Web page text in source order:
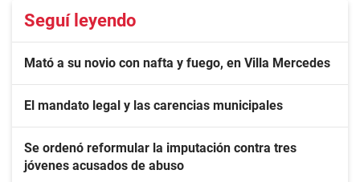
Seguí leyendo
Mató a su novio con nafta y fuego, en Villa Mercedes
El mandato legal y las carencias municipales
Se ordenó reformular la imputación contra tres
jóvenes acusados de abuso